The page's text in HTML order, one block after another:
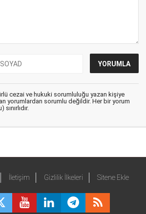
cezai ve hukuki sorumluluğu yazan kişiye
yorumlardan sorumlu değildir. Her bir yorum
İletişim Gizlilik İlkeleri Sitene Ekle